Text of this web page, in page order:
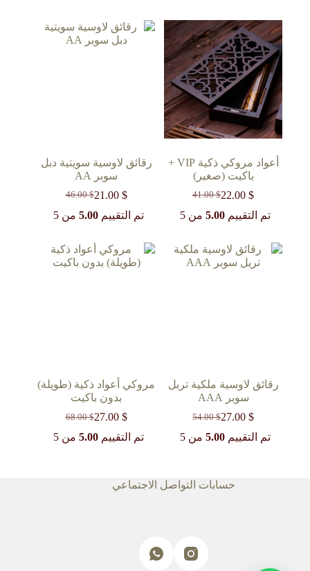
27.00 $.
14.00 $.
أعواد مروكي ذكية VIP +
باكيت (صغير)
41.00$
السعر
الأصلي
22.00$
السعر
الحالي تم التقييم 5.00من 5
رقائق لاوسية سويتية دبل
سوبر AA
46.00$
السعر
الأصلي
21.00 $
السعر
الحاليتم التقييم5.00 من 5
رقائق لاوسية ملكية تربل
سوبر AAA
54.00$
السعر
الأصلي
27.00$
السعر
الحالي تم التقييم 5.00من 5
مروكي أعواد ذكية (طويلة)
بدون باكيت
68.00$
السعر
الأصلي
27.00 $
السعر
الحاليتم التقييم5.00 من 5
حسابات التواصل الاجتماعي